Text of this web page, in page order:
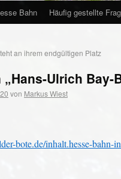
Bahn Häufig gestellte
an ihrem endgültigen Platz
Ulrich Bay-
von Markus Wiest
bote.de/inhalt.hesse-